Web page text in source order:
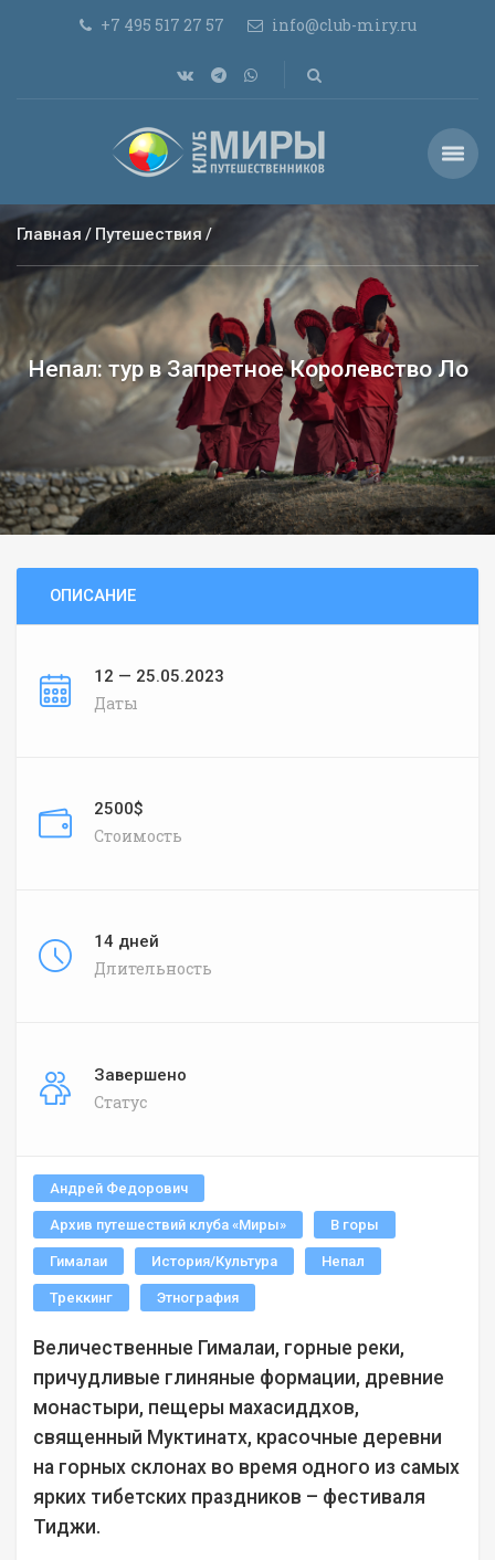
+7 495 517 27 57 info@club-miry.ru
Главная Путешествия
Непал: тур в Запретное Королевство Ло
ОПИСАНИЕ
12 — 25.05.2023
Даты
2500$
Стоимость
14 дней
Длительность
Завершено
Статус
Андрей Федорович
Архив путешествий клуба «Миры» В горы
Гималаи История/Культура Непал
Треккинг Этнография
Величественные Гималаи, горные реки,
причудливые глиняные формации, древние
монастыри, пещеры махасиддхов,
священный Муктинатх, красочные деревни
на горных склонах во время одного из самых
ярких тибетских праздников – фестиваля
Тиджи.